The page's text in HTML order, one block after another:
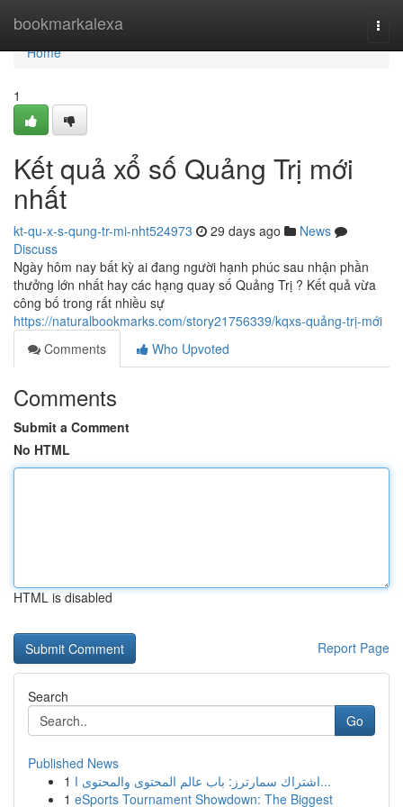
bookmarkalexa
Home
Home
1
Kết quả xổ số Quảng Trị mới
nhất
kt-qu-x-s-qung-tr-mi-nht524973 29 days ago
News
Discuss
Ngày hôm nay bất kỳ ai đang người hạnh phúc sau nhận phần
thưởng lớn nhất hay các hạng quay số Quảng Trị ? Kết quả vừa
công bố trong rất nhiều sự
https://naturalbookmarks.com/story21756339/kqxs-quảng-trị-mới
Comments
Who Upvoted
Comments
Submit a Comment
No HTML
HTML is disabled
Report Page
Search
Go
Published News
1
اشتراك سمارترز: باب عالم المحتوى والمحتوى ا...
1 eSports Tournament Showdown: The Biggest